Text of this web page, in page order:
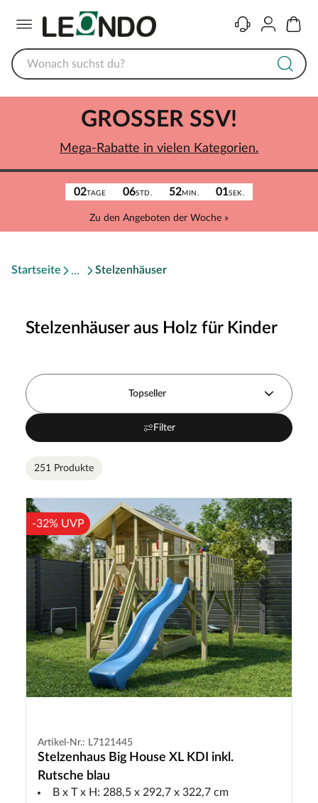
KontaktKonto
02TAGE 06STD. 52MIN. 01SEK.
Zu den Angeboten der Woche »
GROSSER SSV!
Mega-Rabatte in vielen Kategorien.
Startseite Stelzenhäuser
Stelzenhäuser aus Holz für Kinder
Topseller
Filter
251 Produkte
-32% UVP
Artikel-Nr.: L7121445
Stelzenhaus Big House XL KDI inkl.
Rutsche blau
B x T x H: 288,5 x 292,7 x 322,7 cm